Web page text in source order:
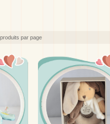
produits par page